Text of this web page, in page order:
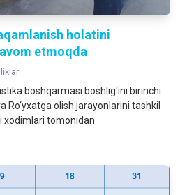
holatini
etmoqda
boshqarmasi boshlig‘ini birinchi
Ro‘yxatga olish jarayonlarini tashkil
xodimlari tomonidan